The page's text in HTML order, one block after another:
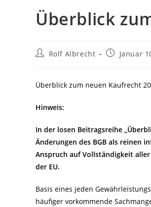
Überblick
Beitrags-
Rolf Albrecht
BeitragJanuar
Überblick zum neuen Kaufrecht
Hinweis:
In der losen Beitragsreihe
Änderungen des BGB als reinen
Anspruch auf Vollständigkeit
der EU.
Basis eines jeden
häufiger vorkommende